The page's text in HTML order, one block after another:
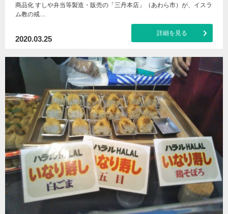
商品化 すしや弁当等製造・販売の「三丹本店」（あわら市）が、イスラ
ム教の戒…
2020.03.25
詳細を見る